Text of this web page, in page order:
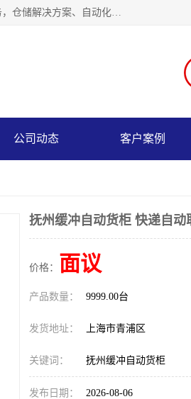
联系热线：* 上海秩宏机电设备有限公司成立于2013年，位于上海松江区，专业从事物流仓储系统业务，仓储解决方案、自动化仓储设备、自动货柜、立体货柜等。
公司动态 客户案例
抚州缓冲自动货柜 快递自动
价格： 面议
产品数量： 9999.00台
发货地址： 上海市青浦区
关键词： 抚州缓冲自动货柜
发布日期： 2026-08-06